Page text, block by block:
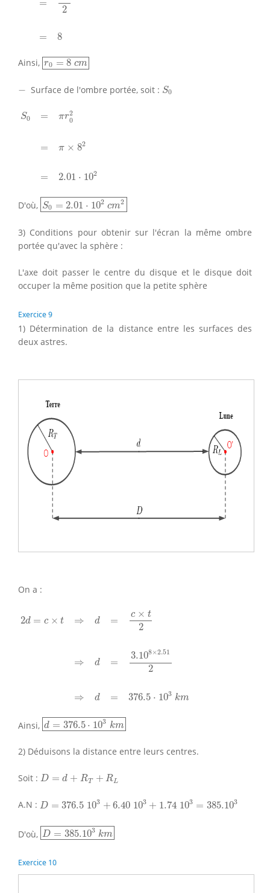
=
2
= 8
Ainsi, r0 = 8 cm
r0=8cm
−
− Surface de l'ombre portée, soit : S0
S0
S0 = πr2
0
= π × 82
= 2.01 ⋅ 102
S0 π×
D'où, S0 = 2.01 ⋅ 102 cm2
S0=2.01⋅102cm2
3) Conditions pour obtenir sur l'écran la même ombre
portée qu'avec la sphère :
L'axe doit passer le centre du disque et le disque doit
occuper la même position que la petite sphère
Exercice 9
1) Détermination de la distance entre les surfaces des
deux astres.
On a :
2d = c × t ⇒ d =
c × t
2
⇒ d =
3.108×2.51
2
⇒ d = 376.5 ⋅ 103 km
3.108× 2.51
Ainsi, d = 376.5 ⋅ 103 km
d=376.5⋅103km
2) Déduisons la distance entre leurs centres.
Soit : D = d + RT + RL
D= +R T +R
A.N : D = 376.5 103 + 6.40 103 + 1.74 103 = 385.103
D= 376.5103+ 6.40103+ 1.74103= 385.103
D'où, D = 385.103 km
D=385.103km
Exercice 10